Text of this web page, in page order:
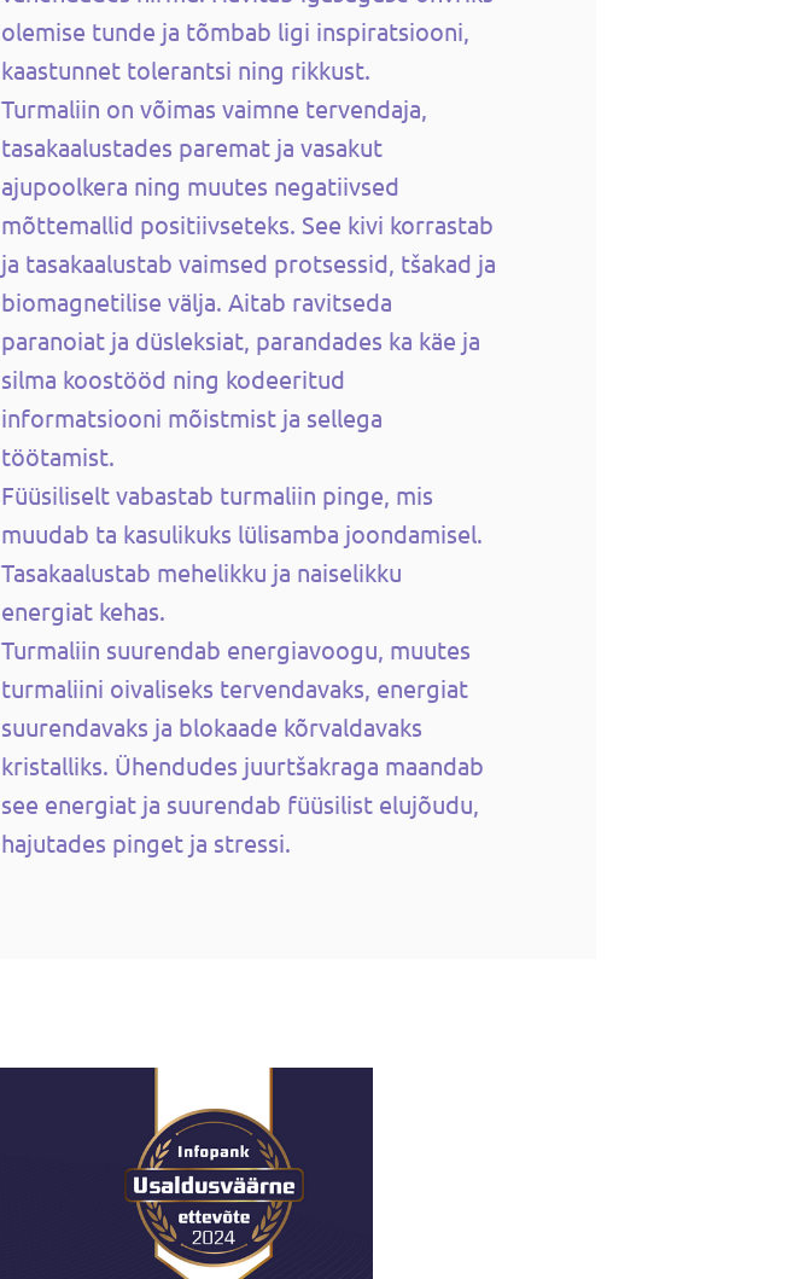
olemise tunde ja tõmbab ligi inspiratsiooni,
kaastunnet tolerantsi ning rikkust.
Turmaliin on võimas vaimne tervendaja,
tasakaalustades paremat ja vasakut
ajupoolkera ning muutes negatiivsed
mõttemallid positiivseteks. See kivi korrastab
ja tasakaalustab vaimsed protsessid, tšakad ja
biomagnetilise välja. Aitab ravitseda
paranoiat ja düsleksiat, parandades ka käe ja
silma koostööd ning kodeeritud
informatsiooni mõistmist ja sellega
töötamist.
Füüsiliselt vabastab turmaliin pinge, mis
muudab ta kasulikuks lülisamba joondamisel.
Tasakaalustab mehelikku ja naiselikku
energiat kehas.
Turmaliin suurendab energiavoogu, muutes
turmaliini oivaliseks tervendavaks, energiat
suurendavaks ja blokaade kõrvaldavaks
kristalliks. Ühendudes juurtšakraga maandab
see energiat ja suurendab füüsilist elujõudu,
hajutades pinget ja stressi.